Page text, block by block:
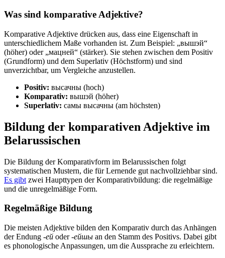
Was sind komparative Adjektive?
Komparative Adjektive drücken aus, dass eine Eigenschaft in
unterschiedlichem Maße vorhanden ist. Zum Beispiel: „вышэй“
(höher) oder „мацней“ (stärker). Sie stehen zwischen dem Positiv
(Grundform) und dem Superlativ (Höchstform) und sind
unverzichtbar, um Vergleiche anzustellen.
Positiv: высачны (hoch)
Komparativ: вышэй (höher)
Superlativ: самы высачны (am höchsten)
Bildung der komparativen Adjektive im
Belarussischen
Die Bildung der Komparativform im Belarussischen folgt
systematischen Mustern, die für Lernende gut nachvollziehbar sind.
Es gibt zwei Haupttypen der Komparativbildung: die regelmäßige
und die unregelmäßige Form.
Regelmäßige Bildung
Die meisten Adjektive bilden den Komparativ durch das Anhängen
der Endung -ей oder-ейшы an den Stamm des Positivs. Dabei gibt
es phonologische Anpassungen, um die Aussprache zu erleichtern.